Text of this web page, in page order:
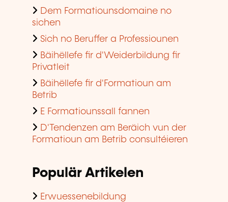
Dem Formatiounsdomaine no
sichen
Sich no Beruffer a Professiounen
Bäihëllefe fir d'Weiderbildung fir
Privatleit
Bäihëllefe fir d'Formatioun am
Betrib
E Formatiounssall fannen
D'Tendenzen am Beräich vun der
Formatioun am Betrib consultéieren
Populär Artikelen
Erwuessenebildung